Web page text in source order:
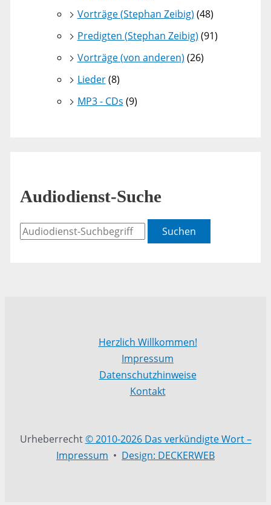
Vorträge (Stephan Zeibig) (48)
Predigten (Stephan Zeibig) (91)
Vorträge (von anderen) (26)
Lieder(8)
MP3 - CDs (9)
Audiodienst-Suche
Suchen
Herzlich Willkommen!
Impressum
Datenschutzhinweise
Kontakt
Urheberrecht© 2010-2026 Das verkündigte Wort –
Impressum • Design: DECKERWEB